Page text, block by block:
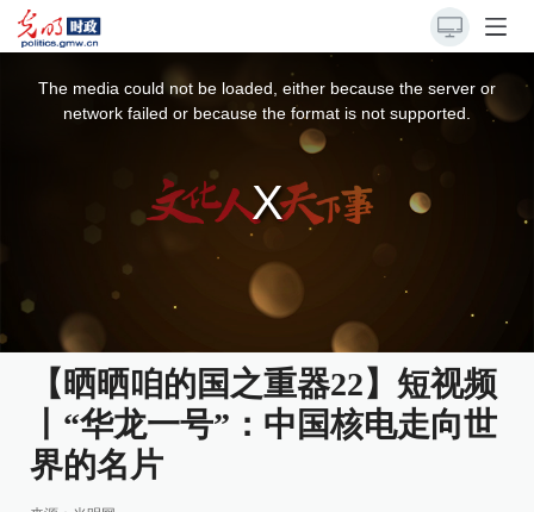
The media could not be loaded, either because the server or
network failed or because the format is not supported.
【晒晒咱的国之重器22】短视频
丨“华龙一号”：中国核电走向世
界的名片